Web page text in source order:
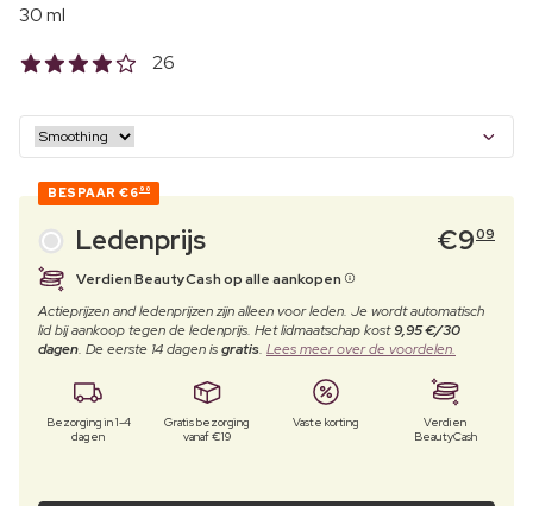
30 ml
26
BESPAAR €6 90
Ledenprijs €909
Verdien BeautyCash op alle aankopen
Actieprijzen and ledenprijzen zijn alleen voor leden. Je wordt automatisch
lid bij aankoop tegen de ledenprijs. Het lidmaatschap kost9,95 €/30
dagen. De eerste 14 dagen isgratis. Lees meer over de voordelen.
Bezorging in 1-4
dagen
Gratis bezorging
vanaf €19
Vaste korting
Verdien
BeautyCash